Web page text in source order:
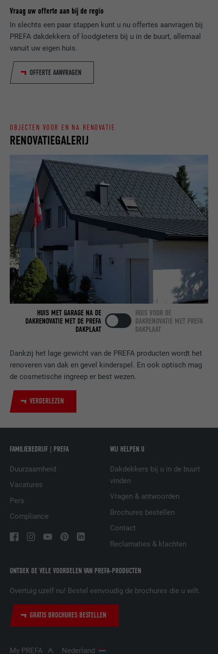
Vraag uw offerte aan bij de regio
In slechts een paar stappen kunt u nu offertes aanvragen bij
PREFA dakdekkers of loodgieters bij u in de buurt, allemaal
vanuit uw eigen huis.
OFFERTE AANVRAGEN
Dankzij het lage gewicht van de PREFA producten wordt het
renoveren van dak en gevel kinderspel. En ook optisch mag
de cosmetische ingreep er best wezen.
VERDERLEZEN
RENOVATIEGALERIJ
OBJECTEN VOOR EN NA RENOVATIE
HUIS MET GARAGE NA DE
DAKRENOVATIE MET DE PREFA
DAKPLAAT
HUIS VOOR DE
DAKRENOVATIE MET PREFA
DAKPLAAT
ONTDEK DE VELE VOORDELEN VAN PREFA-PRODUCTEN
Overtuig uzelf nu! Bestel eenvoudig de brochures die u wilt.
GRATIS BROCHURES BESTELLEN
FAMILIEBEDRIJF | PREFA
Duurzaamheid
Vacatures
Pers
Compliance
WIJ HELPEN U
Dakdekkers bij u in de buurt
vinden
Vragen & antwoorden
Brochures bestellen
Contact
Reclamaties & klachten
My PREFA Nederland
website door de bezoeker.
NAAM _gaexp
AANBIEDER Google Optimize
DOEL
controleren of de browser het plaatsen
van cookies toestaat. Bevat geen
VERVALTIJD Sessie
DOEL
Slaat de door de gebruiker geselecteerde
taalversie van een website op.
NAAM lang
DOEL
Ingesteld door LinkedIn wanneer een
website een ingebed "Volg ons"-venster
bevat.
NAAM bcookie
AANBIEDER LinkedIn
2 jaar
DOEL
Gebruikt door de socialnetworking-dienst
LinkedIn voor het volgen van het gebruik
van ingebedde diensten.
NAAM bscookie
VERVALTIJD
DOEL
websites te volgen, om op basis van de
voorkeuren van de bezoeker relevante
reclame te presenteren.
NAAM lidc
AANBIEDER LinkedIn
VERVALTIJD 1 dag